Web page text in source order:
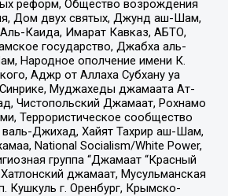
реформ, Общество возрождения
Дом двух святых, Джунд аш-Шам,
Каида, Имарат Кавказ, АБТО,
государство, Джабха аль-
Народное ополчение имени К.
Аджр от Аллаха Субхану уа
Муджахеды джамаата Ат-
Чистопольский Джамаат, Рохнамо
Террористическое сообщество
валь-Джихад, Хайят Тахрир аш-Шам,
National Socialism/White Power,
группа “Джамаат “Красный
джамаат, Мусульманская
Кушкуль г. Оренбург, Крымско-